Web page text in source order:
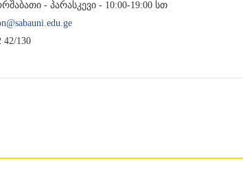
- პარასკევი - 10:00-19:00 სთ
42/130